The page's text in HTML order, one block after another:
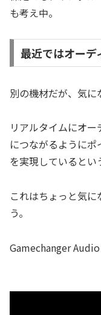
も考え中。
最近ではオーデ
別の機材だが、気に
リアルタイムにオ
につながるように
を実現しているとい
これはちょっと気
う。
Gamechanger